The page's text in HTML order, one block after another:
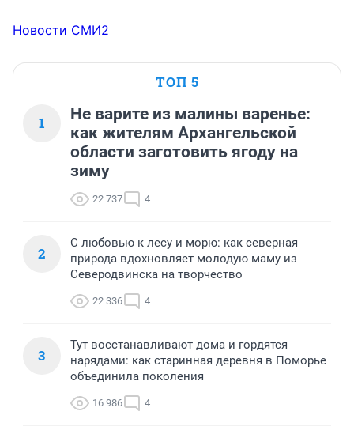
Новости СМИ2
ТОП 5
1
Не варите из малины варенье:
как жителям Архангельской
области заготовить ягоду на
зиму
22 737 4
2
С любовью к лесу и морю: как северная
природа вдохновляет молодую маму из
Северодвинска на творчество
22 336 4
3
Тут восстанавливают дома и гордятся
нарядами: как старинная деревня в Поморье
объединила поколения
16 986 4